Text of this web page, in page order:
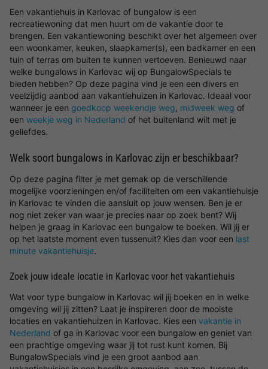
Een vakantiehuis in Karlovac of bungalow is een
recreatiewoning dat men huurt om de vakantie door te
brengen. Een vakantiewoning beschikt over het algemeen over
een woonkamer, keuken, slaapkamer(s), een badkamer en een
tuin of terras om buiten te kunnen vertoeven. Benieuwd naar
welke bungalows in Karlovac wij op BungalowSpecials te
bieden hebben? Op deze pagina vind je een een divers en
veelzijdig aanbod aan vakantiehuizen in Karlovac. Ideaal voor
wanneer je een goedkoop weekendje weg, midweek weg of
een weekje weg in Nederland of het buitenland wilt met je
geliefdes.
Welk soort bungalows in Karlovac zijn er beschikbaar?
Op deze pagina filter je met gemak op de verschillende
mogelijke voorzieningen en/of faciliteiten om een vakantiehuisje
in Karlovac te vinden die aansluit op jouw wensen. Ben je er
nog niet zeker van waar je precies naar op zoek bent? Wij
helpen je graag in Karlovac een bungalow te boeken. Wil jij er
op het laatste moment even tussenuit? Kies dan voor een last
minute vakantiehuisje.
Zoek jouw ideale locatie in Karlovac voor het vakantiehuis
Wat voor type bungalow in Karlovac wil jij boeken en in welke
omgeving wil jij zitten? Laat je inspireren door de mooiste
locaties en vakantiehuizen in Karlovac. Kies een vakantie in
Nederland of ga in Karlovac voor een bungalow en geniet van
een prachtige omgeving waar jij tot rust kunt komen. Bij
BungalowSpecials vind je een groot aanbod aan